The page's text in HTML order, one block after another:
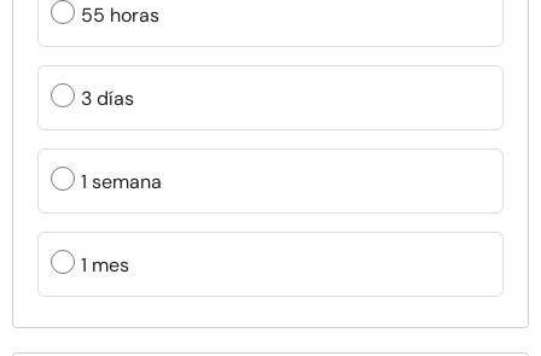
55 horas
3 días
1 semana
1 mes